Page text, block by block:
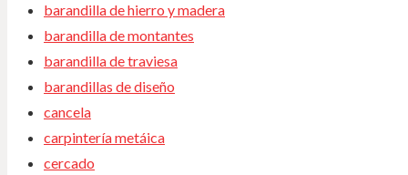
barandilla de hierro y madera
barandilla de montantes
barandilla de traviesa
barandillas de diseño
cancela
carpintería metáica
cercado